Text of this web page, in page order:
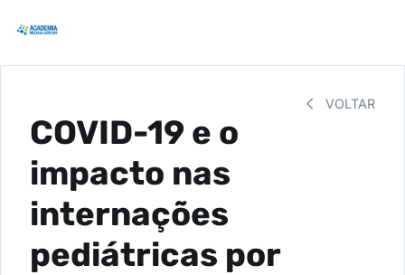
VOLTAR
COVID-19 e o
impacto nas
internações
pediátricas por